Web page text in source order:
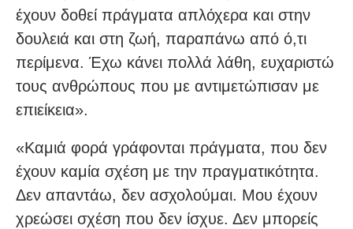
έχουν δοθεί πράγματα απλόχερα και στην
δουλειά και στη ζωή, παραπάνω από ό,τι
περίμενα. Έχω κάνει πολλά λάθη, ευχαριστώ
τους ανθρώπους που με αντιμετώπισαν με
επιείκεια».
«Καμιά φορά γράφονται πράγματα, που δεν
έχουν καμία σχέση με την πραγματικότητα.
Δεν απαντάω, δεν ασχολούμαι. Μου έχουν
χρεώσει σχέση που δεν ίσχυε. Δεν μπορείς